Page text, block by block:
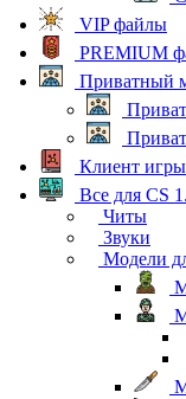
VIP файлы
PREMIUM
Приватный
Клиент игры
Все для CS
Читы
Звуки
Модели